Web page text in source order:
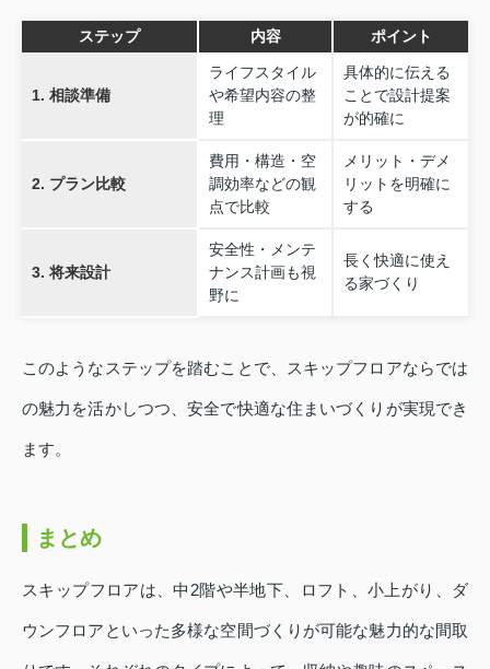
ステップ 内容 ポイント
1. 相談準備
ライフスタイル
や希望内容の整
理
具体的に伝える
ことで設計提案
が的確に
2. プラン比較
費用・構造・空
調効率などの観
点で比較
メリット・デメ
リットを明確に
する
3. 将来設計
安全性・メンテ
ナンス計画も視
野に
長く快適に使え
る家づくり
このようなステップを踏むことで、スキップフロアならでは
の魅力を活かしつつ、安全で快適な住まいづくりが実現でき
ます。
まとめ
スキップフロアは、中2階や半地下、ロフト、小上がり、ダ
ウンフロアといった多様な空間づくりが可能な魅力的な間取